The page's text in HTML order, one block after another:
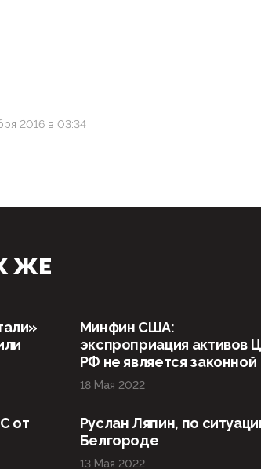
2016 в 03:34
ЖЕ
Минфин США:
экспроприация активов
РФ не является законной
18 Мая 2022
от
Руслан Ляпин, по
Белгороде
13 Мая 2022